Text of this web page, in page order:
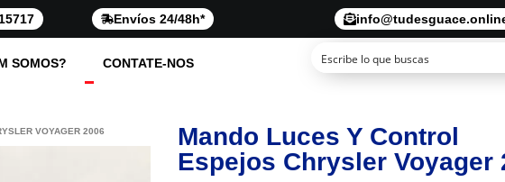
Envíos 24/48h*
SOMOS? CONTATE-NOS
VOYAGER 2006
Mando Luces Y Control
Espejos Chrysler Voyager